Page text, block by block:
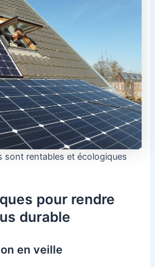
sont rentables et écologiques
pour rendre
durable
en veille